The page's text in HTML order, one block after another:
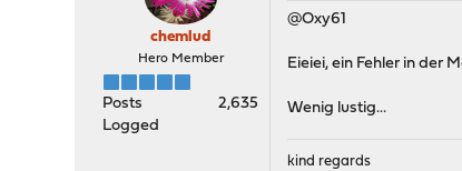
chemlud
Hero Member
Posts
2,635
Logged
@Oxy61
Eieiei, ein Fehler in der
Wenig lustig...
kind regards